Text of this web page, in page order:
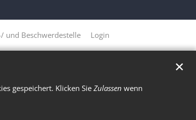
gespeichert. Klicken Sie Zulassen wenn
✕
und Beschwerdestelle Login